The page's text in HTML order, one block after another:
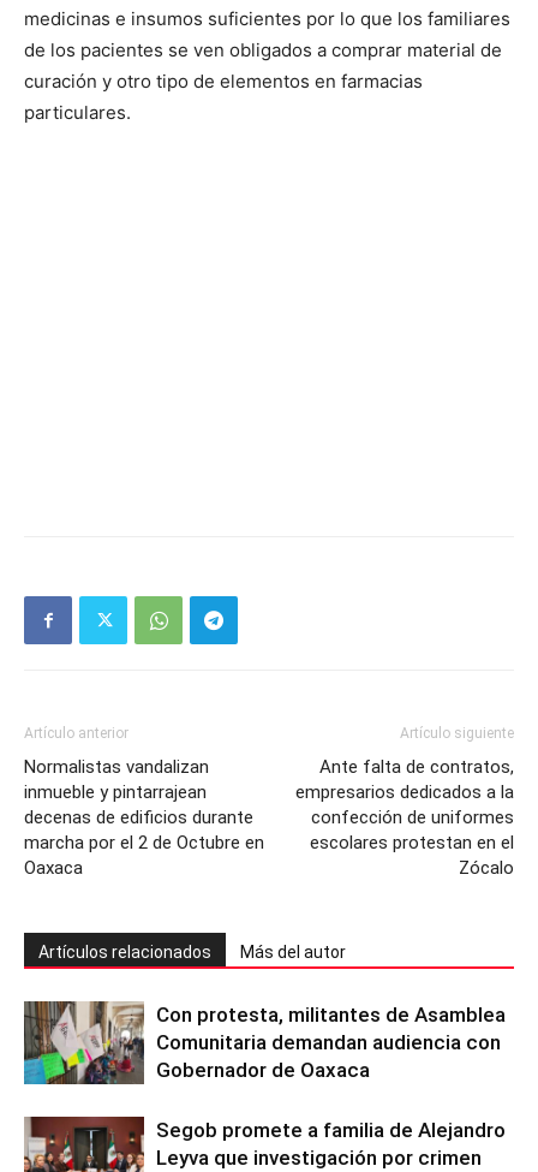
medicinas e insumos suficientes por lo que los familiares
de los pacientes se ven obligados a comprar material de
curación y otro tipo de elementos en farmacias
particulares.
Artículo anterior
Normalistas vandalizan
inmueble y pintarrajean
decenas de edificios durante
marcha por el 2 de Octubre en
Oaxaca
Artículo siguiente
Ante falta de contratos,
empresarios dedicados a la
confección de uniformes
escolares protestan en el
Zócalo
Artículos relacionados Más del autor
Con protesta, militantes de Asamblea
Comunitaria demandan audiencia con
Gobernador de Oaxaca
Segob promete a familia de Alejandro
Leyva que investigación por crimen